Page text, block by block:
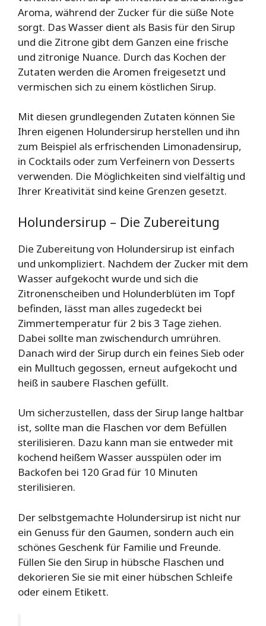
Aroma, während der Zucker für die süße Note
sorgt. Das Wasser dient als Basis für den Sirup
und die Zitrone gibt dem Ganzen eine frische
und zitronige Nuance. Durch das Kochen der
Zutaten werden die Aromen freigesetzt und
vermischen sich zu einem köstlichen Sirup.
Mit diesen grundlegenden Zutaten können Sie
Ihren eigenen Holundersirup herstellen und ihn
zum Beispiel als erfrischenden Limonadensirup,
in Cocktails oder zum Verfeinern von Desserts
verwenden. Die Möglichkeiten sind vielfältig und
Ihrer Kreativität sind keine Grenzen gesetzt.
Holundersirup – Die Zubereitung
Die Zubereitung von Holundersirup ist einfach
und unkompliziert. Nachdem der Zucker mit dem
Wasser aufgekocht wurde und sich die
Zitronenscheiben und Holunderblüten im Topf
befinden, lässt man alles zugedeckt bei
Zimmertemperatur für 2 bis 3 Tage ziehen.
Dabei sollte man zwischendurch umrühren.
Danach wird der Sirup durch ein feines Sieb oder
ein Mulltuch gegossen, erneut aufgekocht und
heiß in saubere Flaschen gefüllt.
Um sicherzustellen, dass der Sirup lange haltbar
ist, sollte man die Flaschen vor dem Befüllen
sterilisieren. Dazu kann man sie entweder mit
kochend heißem Wasser ausspülen oder im
Backofen bei 120 Grad für 10 Minuten
sterilisieren.
Der selbstgemachte Holundersirup ist nicht nur
ein Genuss für den Gaumen, sondern auch ein
schönes Geschenk für Familie und Freunde.
Füllen Sie den Sirup in hübsche Flaschen und
dekorieren Sie sie mit einer hübschen Schleife
oder einem Etikett.